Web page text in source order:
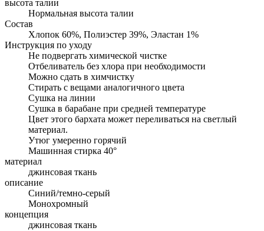
высота талии
Нормальная высота талии
Состав
Хлопок 60%, Полиэстер 39%, Эластан 1%
Инструкция по уходу
Не подвергать химической чистке
Отбеливатель без хлора при необходимости
Можно сдать в химчистку
Стирать с вещами аналогичного цвета
Сушка на линии
Сушка в барабане при средней температуре
Цвет этого бархата может переливаться на светлый
материал.
Утюг умеренно горячий
Машинная стирка 40°
материал
джинсовая ткань
описание
Синий/темно-серый
Монохромный
концепция
джинсовая ткань